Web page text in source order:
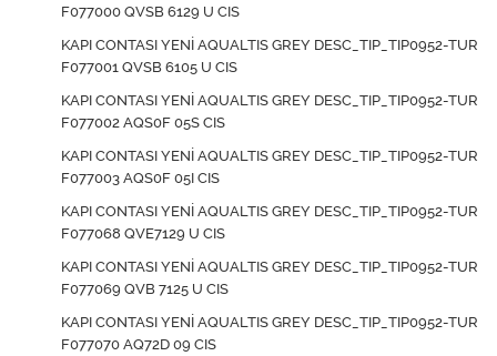
F077000 QVSB 6129 U CIS
KAPI CONTASI YENİ AQUALTIS GREY DESC_TIP_TIP0952-TUR
F077001 QVSB 6105 U CIS
KAPI CONTASI YENİ AQUALTIS GREY DESC_TIP_TIP0952-TUR
F077002 AQS0F 05S CIS
KAPI CONTASI YENİ AQUALTIS GREY DESC_TIP_TIP0952-TUR
F077003 AQS0F 05I CIS
KAPI CONTASI YENİ AQUALTIS GREY DESC_TIP_TIP0952-TUR
F077068 QVE7129 U CIS
KAPI CONTASI YENİ AQUALTIS GREY DESC_TIP_TIP0952-TUR
F077069 QVB 7125 U CIS
KAPI CONTASI YENİ AQUALTIS GREY DESC_TIP_TIP0952-TUR
F077070 AQ72D 09 CIS